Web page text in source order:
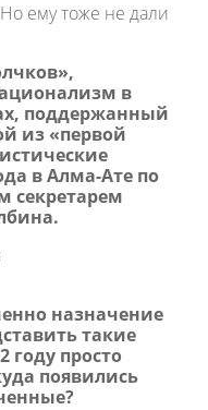
ему тоже не дали
в
поддержанный
из «первой
в Алма-Ате по
секретарем
назначение
такие
году просто
появились